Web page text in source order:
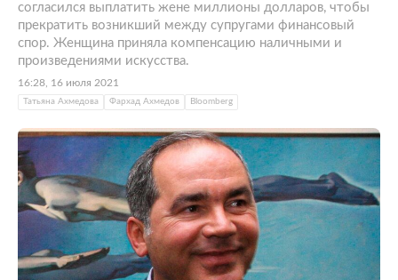
согласился выплатить жене миллионы долларов, чтобы
прекратить возникший между супругами финансовый
спор. Женщина приняла компенсацию наличными и
произведениями искусства.
16:28, 16 июля 2021
Татьяна Ахмедова Фархад Ахмедов Bloomberg